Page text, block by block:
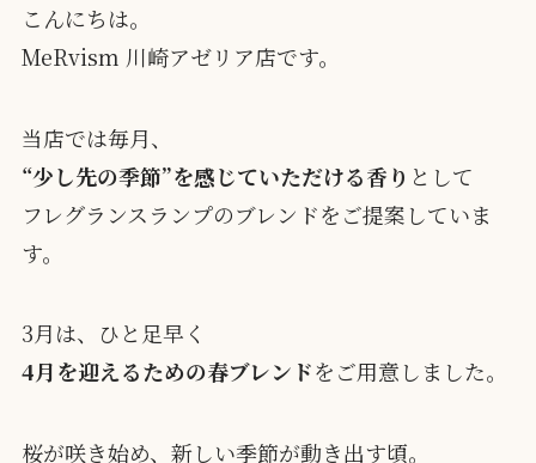
こんにちは。
MeRvism 川崎アゼリア店です。
当店では毎月、
“少し先の季節”を感じていただける香り として
フレグランスランプのブレンドをご提案していま
す。
3月は、ひと足早く
4月を迎えるための春ブレンドをご用意しました。
桜が咲き始め、新しい季節が動き出す頃。